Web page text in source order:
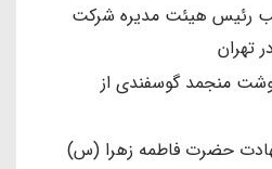
رئیس هیئت مدیره شرکت
تهران
منجمد گوسفندی از
حضرت فاطمه زهرا (س)